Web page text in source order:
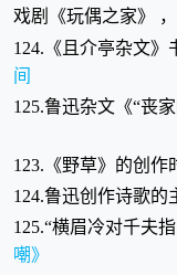
戏剧《玩偶之家》
124.《且介亭杂文》
间
125.鲁迅杂文《“丧
123.《野草》的创作
124.鲁迅创作诗歌的
125.“横眉冷对千夫
嘲》